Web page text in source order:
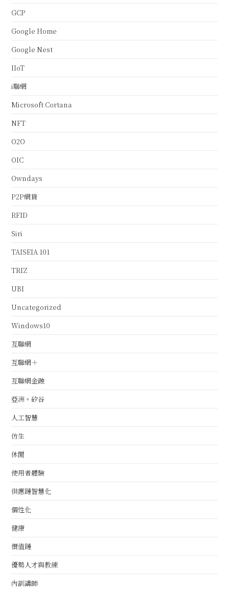
GCP
Google Home
Google Nest
IIoT
i聯網
Microsoft Cortana
NFT
O2O
OIC
Owndays
P2P網貸
RFID
Siri
TAISEIA 101
TRIZ
UBI
Uncategorized
Windows10
互聯網
互聯網＋
互聯網金融
亞洲。矽谷
人工智慧
仿生
休閒
使用者體驗
供應鏈智慧化
個性化
健康
價值鏈
優勢人才與教練
內訓講師